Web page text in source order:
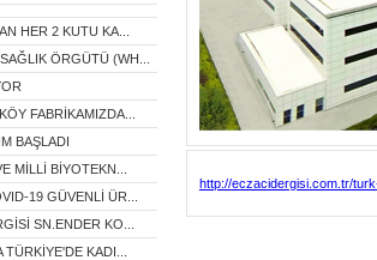
HER 2 KUTU KA...
ÖRGÜTÜ (WH...
FABRİKAMIZDA...
BAŞLADI
MİLLİ BİYOTEKN...
19 GÜVENLİ ÜR...
SN.ENDER KO...
KADI...
http://eczacidergisi.com.tr/